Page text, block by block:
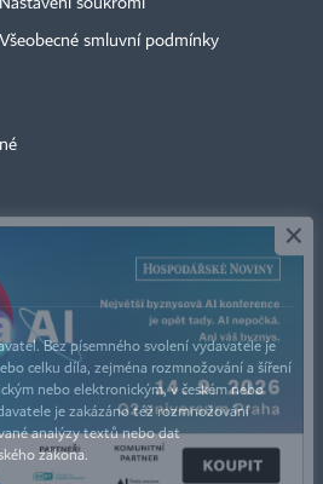
Nastavení soukromí
Všeobecné smluvní podmínky
Bez písemného svolení vydavatele je
celku díla, zejména rozmnožování a šíření
nebo elektronickým, v českém nebo
je zakázáno též rozmnožování
analýzy textů nebo dat
zákona.